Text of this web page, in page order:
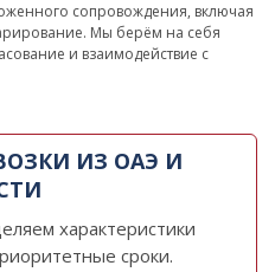
сопровождения, включая
Мы берём на себя
и взаимодействие с
ИЗ ОАЭ И
характеристики
сроки.